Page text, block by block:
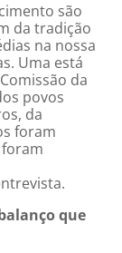
são
da tradição
na nossa
Uma está
da
povos
da
foram
que